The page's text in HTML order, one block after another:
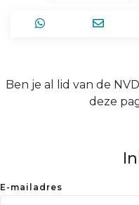
Ben je al lid van de
deze
E-mailadres